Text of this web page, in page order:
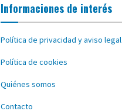
Informaciones de interés
Política de privacidad y aviso legal
Política de cookies
Quiénes somos
Contacto